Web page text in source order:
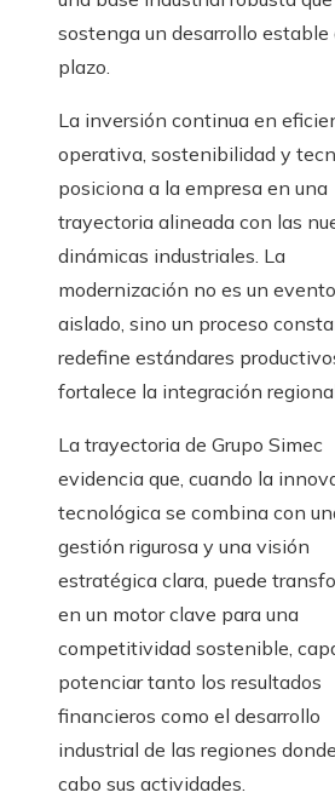
sostenga un desarrollo estable
plazo.
La inversión continua en
operativa, sostenibilidad y
posiciona a la empresa en una
trayectoria alineada con las
dinámicas industriales. La
modernización no es un evento
aislado, sino un proceso
redefine estándares
fortalece la integración
La trayectoria de Grupo Simec
evidencia que, cuando la
tecnológica se combina con
gestión rigurosa y una visión
estratégica clara, puede
en un motor clave para una
competitividad sostenible,
potenciar tanto los resultados
financieros como el desarrollo
industrial de las regiones
cabo sus actividades.